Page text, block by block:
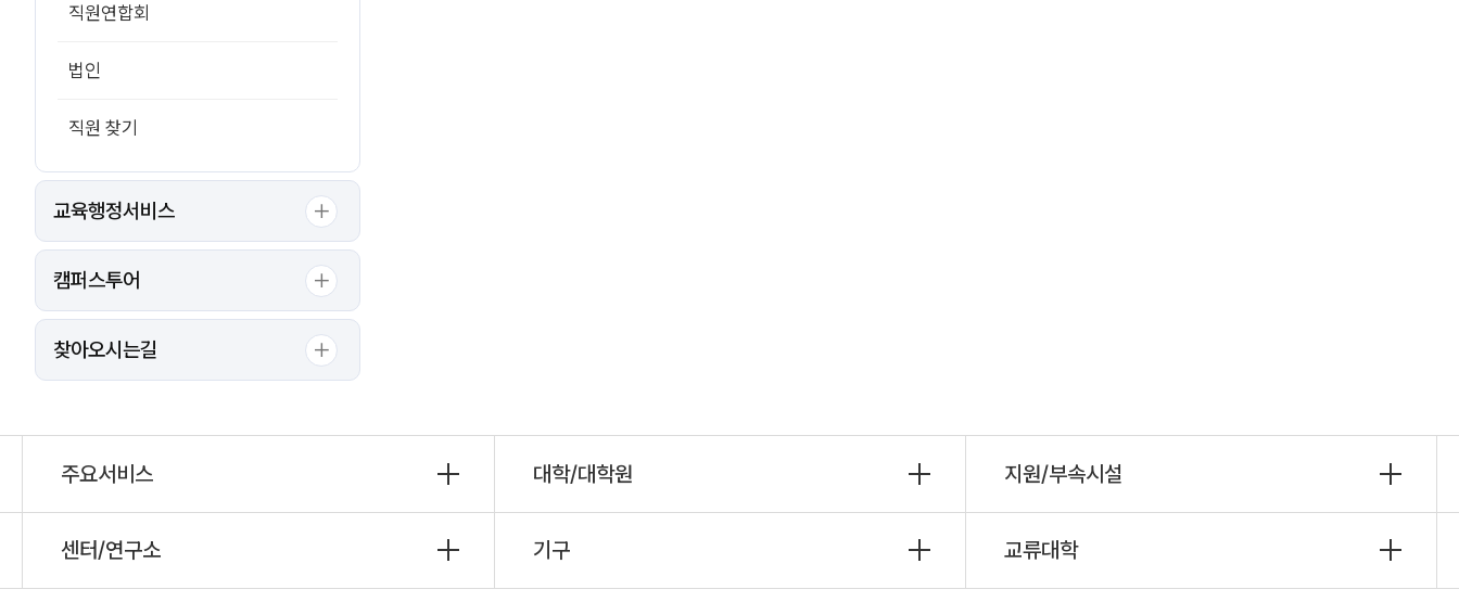
직원연합회
법인
직원 찾기
교육행정서비스
캠퍼스투어
찾아오시는길
주요서비스 대학/대학원 지원/부속시설
센터/연구소 기구 교류대학